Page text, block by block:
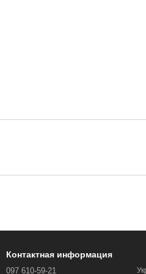
Контактная информация
097 610-59-21